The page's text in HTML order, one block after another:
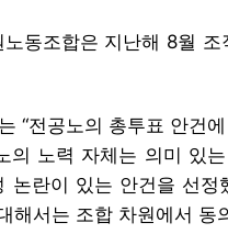
동조합은 지난해 8월
“전공노의 총투표 안건
의 노력 자체는 의미 있
논란이 있는 안건을 선
해서는 조합 차원에서 동